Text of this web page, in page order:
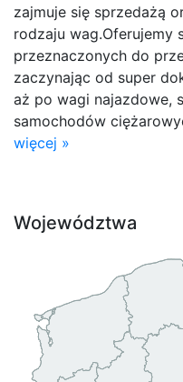
zajmuje się sprzedażą
rodzaju wag.Oferujemy
przeznaczonych do
zaczynając od super
aż po wagi najazdowe,
samochodów
więcej »
Województwa